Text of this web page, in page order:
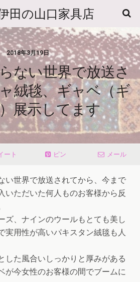
田の山口家具店
2018年3月19日
ない世界で放送さ
絨毯、ギャベ（ギ
展示してます
ート ピン メール
い世界で放送されてから、今まで
いただいた何人ものお客様から反
ズ、ナインのウールもとても美し
実用性が高いパキスタン絨毯も人
した風合いしっかりと厚みがある
が今女性のお客様の間でブームに